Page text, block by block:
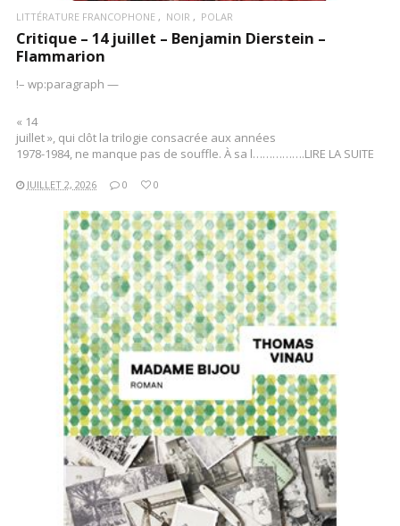
LITTÉRATURE FRANCOPHONE NOIR POLAR
Critique – 14 juillet – Benjamin Dierstein –
Flammarion
!– wp:paragraph —
« 14
juillet », qui clôt la trilogie consacrée aux années
1978-1984, ne manque pas de souffle. À sa l…………….LIRE LA SUITE
JUILLET 2, 2026 0 0
LIRE LA SUITE